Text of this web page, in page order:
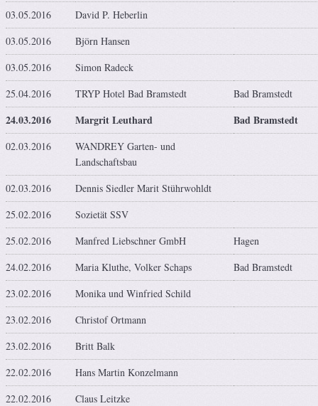
03.05.2016
David P. Heberlin
03.05.2016
Björn Hansen
03.05.2016
Simon Radeck
25.04.2016
TRYP Hotel Bad Bramstedt Bad Bramstedt
24.03.2016 Margrit Leuthard Bad Bramstedt
02.03.2016
WANDREY Garten- und
Landschaftsbau
02.03.2016
Dennis Siedler Marit Stührwohldt
25.02.2016
Sozietät SSV
25.02.2016
Manfred Liebschner GmbH
Hagen
24.02.2016
Maria Kluthe, Volker Schaps
Bad Bramstedt
23.02.2016
Monika und Winfried Schild
23.02.2016
Christof Ortmann
23.02.2016
Britt Balk
22.02.2016
Hans Martin Konzelmann
22.02.2016
Claus Leitzke